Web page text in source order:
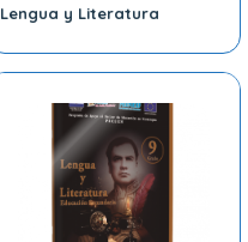
Lengua y Literatura